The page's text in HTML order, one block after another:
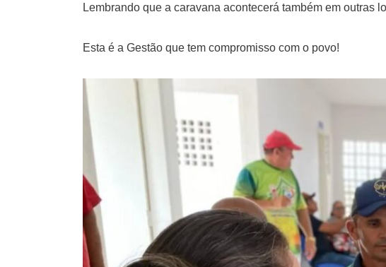
Lembrando que a caravana acontecerá também em outras
Esta é a Gestão que tem compromisso com o povo!